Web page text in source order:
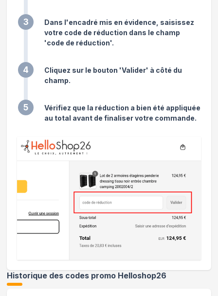
3
Dans l'encadré mis en évidence, saisissez
votre code de réduction dans le champ
'code de réduction'.
4
Cliquez sur le bouton 'Valider' à côté du
champ.
5
Vérifiez que la réduction a bien été appliquée
au total avant de finaliser votre commande.
Historique des codes promo Helloshop26